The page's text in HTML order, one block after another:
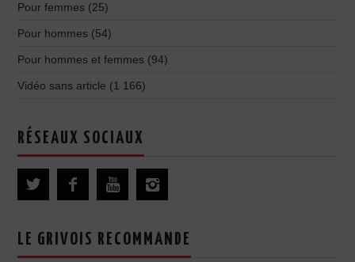
Pour femmes (25)
Pour hommes (54)
Pour hommes et femmes (94)
Vidéo sans article (1 166)
RÉSEAUX SOCIAUX
LE GRIVOIS RECOMMANDE